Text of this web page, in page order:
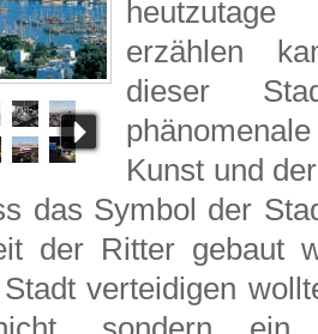
erzählen
dieser
Kunst und
das Symbol der
der Ritter gebaut
verteidigen